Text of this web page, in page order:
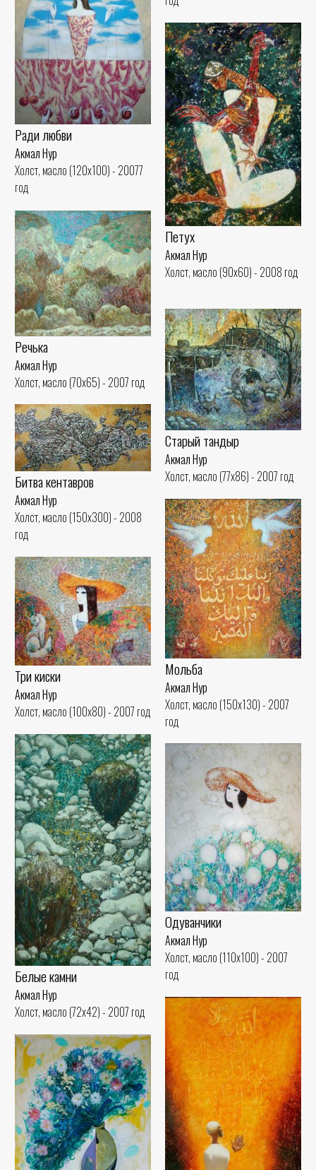
Ради любви
Акмал Нур
Холст, масло (120x100) - 20077
год
Петух
Акмал Нур
Холст, масло (90x60) - 2008 год
Речька
Акмал Нур
Холст, масло (70x65) - 2007 год
Старый тандыр
Акмал Нур
Холст, масло (77x86) - 2007 год
Битва кентавров
Акмал Нур
Холст, масло (150x300) - 2008
год
Мольба
Акмал Нур
Холст, масло (150x130) - 2007
год
Три киски
Акмал Нур
Холст, масло (100x80) - 2007 год
Белые камни
Акмал Нур
Холст, масло (72x42) - 2007 год
Одуванчики
Акмал Нур
Холст, масло (110x100) - 2007
год